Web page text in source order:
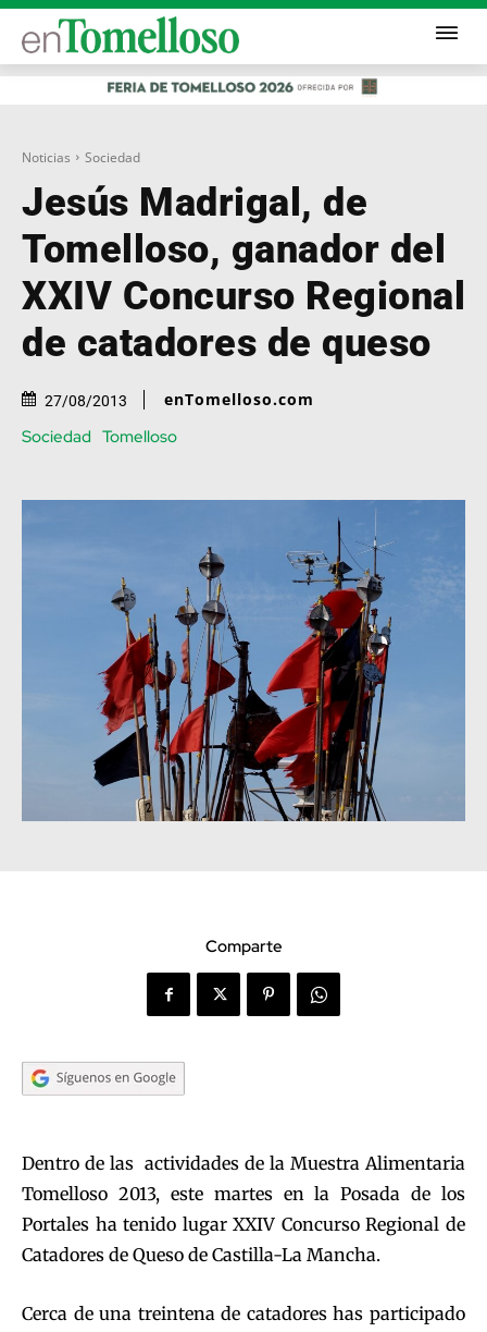
Noticias Sociedad
Jesús Madrigal, de
Tomelloso, ganador del
XXIV Concurso Regional
de catadores de queso
27/08/2013 enTomelloso.com
Sociedad Tomelloso
Comparte
Dentro de las actividades de la Muestra Alimentaria
Tomelloso 2013, este martes en la Posada de los
Portales ha tenido lugar XXIV Concurso Regional de
Catadores de Queso de Castilla-La Mancha.
Cerca de una treintena de catadores has participado